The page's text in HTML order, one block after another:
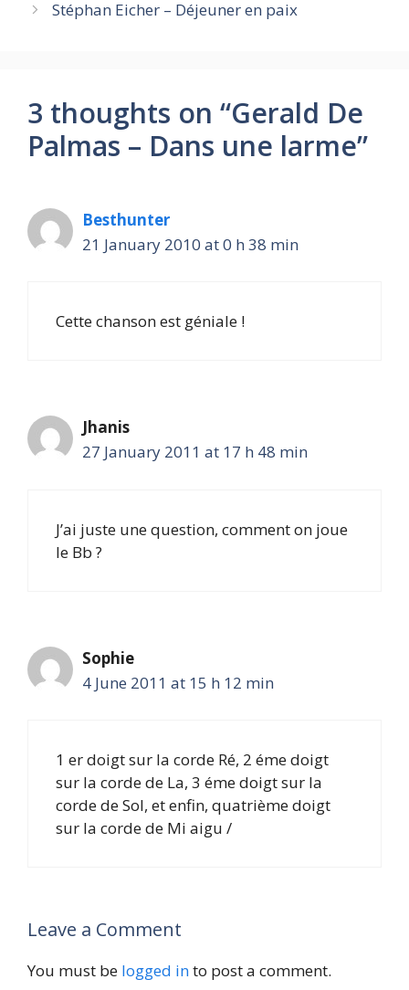
Stéphan Eicher – Déjeuner en paix
3 thoughts on “Gerald De
Palmas – Dans une larme”
Besthunter
21 January 2010 at 0 h 38 min
Cette chanson est géniale !
Jhanis
27 January 2011 at 17 h 48 min
J’ai juste une question, comment on joue
le Bb ?
Sophie
4 June 2011 at 15 h 12 min
1 er doigt sur la corde Ré, 2 éme doigt
sur la corde de La, 3 éme doigt sur la
corde de Sol, et enfin, quatrième doigt
sur la corde de Mi aigu /
Leave a Comment
You must be logged into post a comment.